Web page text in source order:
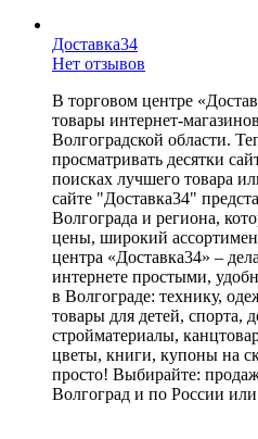
Доставка34
Нет отзывов
В торговом центре
товары интернет-
Волгоградской области.
просматривать десятки
поисках лучшего товара
сайте "Доставка34"
Волгограда и региона,
цены, широкий
центра «Доставка34» –
интернете простыми,
в Волгограде: технику,
товары для детей, спорта,
стройматериалы,
цветы, книги, купоны на
просто! Выбирайте:
Волгоград и по России